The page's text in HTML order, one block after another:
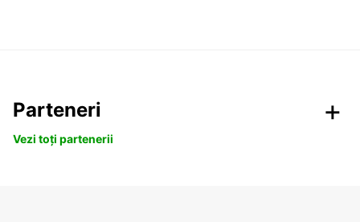
Parteneri
Vezi toți partenerii